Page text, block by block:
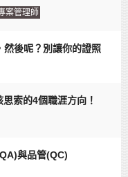
案管理師
然後呢？別讓你的證照
索的4個職涯方向！
與品管(QC)